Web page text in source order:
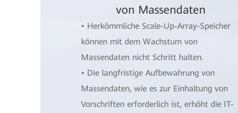
von Massendaten
• Herkömmliche Scale-Up-Array-Speicher
können mit dem Wachstum von
Massendaten nicht Schritt halten.
• Die langfristige Aufbewahrung von
Massendaten, wie es zur Einhaltung von
Vorschriften erforderlich ist, erhöht die IT-